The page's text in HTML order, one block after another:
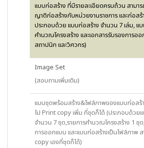
แบบก่อสร้าง ที่มีรายละเอียดครบถ้วน สามา
ญาติก่อสร้างกับหน่วยงานราชการ และก่อสร้
ประกอบด้วย แบบก่อสร้าง จำนวน 7 เล่ม, แ
คำนวณโครงสร้าง และเอกสารรับรองการอ
สถาปนิก และวิศวกร)
Image Set
(สอบถามเพิ่มเติม)
แบบชุดพร้อมสร้าง&ไฟล์ภาพของแบบก่อสร้
ไป Print copy เพิ่ม กี่ชุดก็ได้ (ประกอบด้วย
จำนวน 7 ชุด,รายการคำนวณโครงสร้าง 1 ชุ
การออกแบบ และแบบก่อสร้างเป็นไฟล์ภาพ
copy เองกี่ชุดก็ได้)